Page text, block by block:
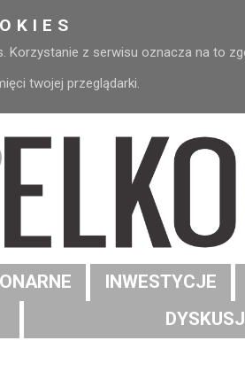
Korzystanie z serwisu oznacza na to
twojej przeglądarki.
INWESTYCJE